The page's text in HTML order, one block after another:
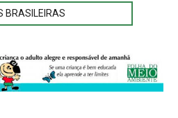
BRASILEIRAS